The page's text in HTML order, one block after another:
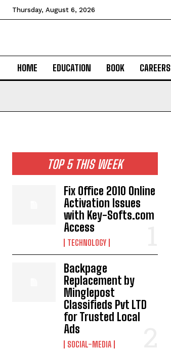
Thursday, August 6, 2026
HOME EDUCATION BOOK CAREERS
TOP 5 THIS WEEK
Fix Office 2010 Online
Activation Issues
with Key-Softs.com
Access
TECHNOLOGY
Backpage
Replacement by
Minglepost
Classifieds Pvt LTD
for Trusted Local
Ads
SOCIAL-MEDIA